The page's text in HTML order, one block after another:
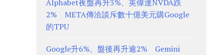
Alphabet夜盤再升3%、英偉達NVDA跌
2% META傳洽談斥數十億美元購Google
的TPU
Google升6%、盤後再升逾2% Gemini